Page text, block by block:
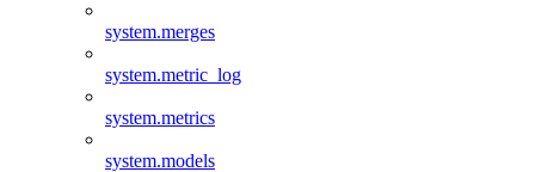
system.merges
system.metric_log
system.metrics
system.models